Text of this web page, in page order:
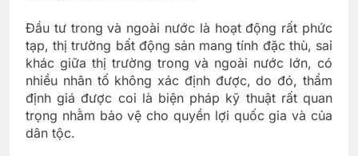
Đầu tư trong và ngoài nước là hoạt động rất phức
tạp, thị trường bất động sản mang tính đặc thù, sai
khác giữa thị trường trong và ngoài nước lớn, có
nhiều nhân tố không xác định được, do đó, thẩm
định giá được coi là biện pháp kỹ thuật rất quan
trọng nhằm bảo vệ cho quyền lợi quốc gia và của
dân tộc.